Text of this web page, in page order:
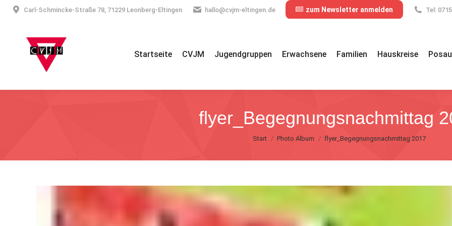
Carl-Schmincke-Straße 78, 71229 Leonberg-Eltingen hallo@cvjm-eltingen.de zum Newsletter anmelden Tel:
Startseite CVJM Jugendgruppen Erwachsene Familien Hauskreise
flyer_Begegnungsnachmittag
Sie befinden sich hier:
Start Photo Album flyer_Begegnungsnachmittag 2017